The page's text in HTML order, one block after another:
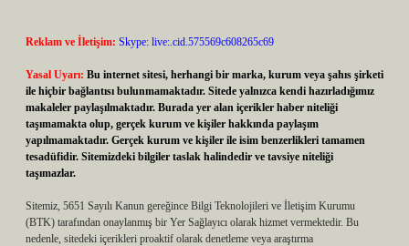
Reklam ve İletişim: Skype: live:.cid.575569c608265c69
Yasal Uyarı: Bu internet sitesi, herhangi bir marka, kurum veya şahıs şirketi
ile hiçbir bağlantısı bulunmamaktadır. Sitede yalnızca kendi hazırladığımız
makaleler paylaşılmaktadır. Burada yer alan içerikler haber niteliği
taşımamakta olup, gerçek kurum ve kişiler hakkında paylaşım
yapılmamaktadır. Gerçek kurum ve kişiler ile isim benzerlikleri tamamen
tesadüfidir. Sitemizdeki bilgiler taslak halindedir ve tavsiye niteliği
taşımazlar.
Sitemiz, 5651 Sayılı Kanun gereğince Bilgi Teknolojileri ve İletişim Kurumu
(BTK) tarafından onaylanmış bir Yer Sağlayıcı olarak hizmet vermektedir. Bu
nedenle, sitedeki içerikleri proaktif olarak denetleme veya araştırma